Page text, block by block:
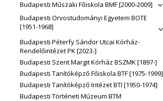
Budapesti Műszaki Főiskola BMF [2000-2009]
Budapesti Orvostudományi Egyetem BOTE
[1951-1968]
Budapesti Péterfy Sándor Utcai Kórház-
Rendelőintézet PK [2023-]
Budapesti Szent Margit Kórház BSZMK [1897-]
Budapesti Tanítóképző Főiskola BTF [1975-1999]
Budapesti Tanítóképző Intézet BTI [1950-1974]
Budapesti Történeti Múzeum BTM